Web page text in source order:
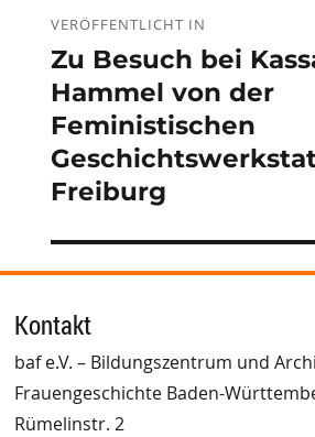
VERÖFFENTLICHT IN
Zu Besuch bei
Hammel von der
Feministischen
Freiburg
Kontakt
baf e.V. – Bildungszentrum und
Frauengeschichte Baden-
Rümelinstr. 2